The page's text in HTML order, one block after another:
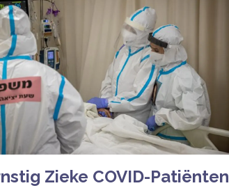
Zieke COVID-Patiënten